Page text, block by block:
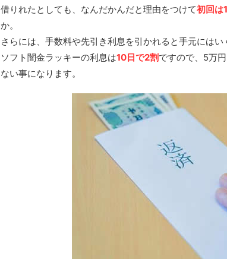
借りれたとしても、なんだかんだと理由をつけて初回は
か。
さらには、手数料や先引き利息を引かれると手元にはい
ソフト闇金ラッキーの利息は10日で2割ですので、5万
ない事になります。